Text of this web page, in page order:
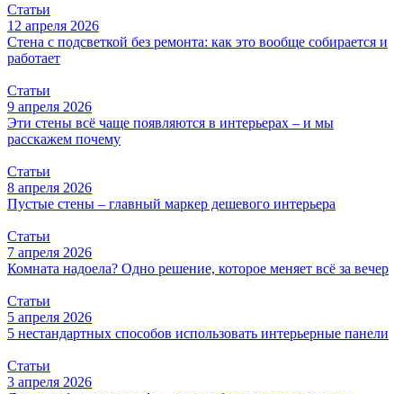
Статьи
12 апреля 2026
Стена с подсветкой без ремонта: как это вообще собирается и
работает
Статьи
9 апреля 2026
Эти стены всё чаще появляются в интерьерах – и мы
расскажем почему
Статьи
8 апреля 2026
Пустые стены – главный маркер дешевого интерьера
Статьи
7 апреля 2026
Комната надоела? Одно решение, которое меняет всё за вечер
Статьи
5 апреля 2026
5 нестандартных способов использовать интерьерные панели
Статьи
3 апреля 2026